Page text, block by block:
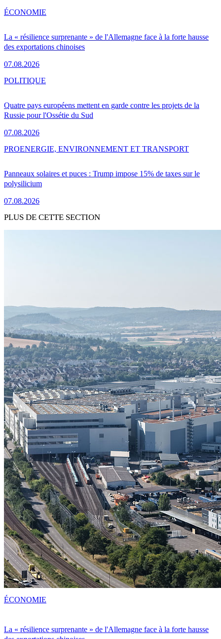
La « résilience surprenante » de l'Allemagne face à la forte hausse
des exportations chinoises
07.08.2026
ÉCONOMIE
Quatre pays européens mettent en garde contre les projets de la
Russie pour l'Ossétie du Sud
07.08.2026
POLITIQUE
Panneaux solaires et puces : Trump impose 15% de taxes sur le
polysilicium
07.08.2026
PROENERGIE, ENVIRONNEMENT ET TRANSPORT
PLUS DE CETTE SECTION
La « résilience surprenante » de l'Allemagne face à la forte hausse
ÉCONOMIE